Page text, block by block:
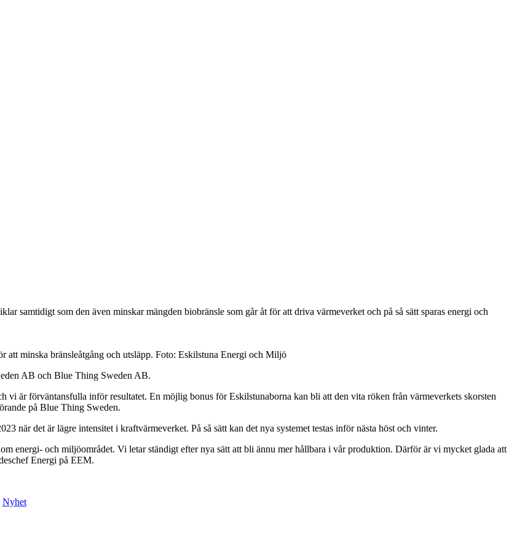
samtidigt som den även minskar mängden biobränsle som går åt för att driva värmeverket och på så sätt sparas energi och
att minska bränsleåtgång och utsläpp. Foto: Eskilstuna Energi och Miljö
AB och Blue Thing Sweden AB.
vi är förväntansfulla inför resultatet. En möjlig bonus för Eskilstunaborna kan bli att den vita röken från värmeverkets skorsten
på Blue Thing Sweden.
när det är lägre intensitet i kraftvärmeverket. På så sätt kan det nya systemet testas inför nästa höst och vinter.
energi- och miljöområdet. Vi letar ständigt efter nya sätt att bli ännu mer hållbara i vår produktion. Därför är vi mycket glada att
Energi på EEM.
Nyhet